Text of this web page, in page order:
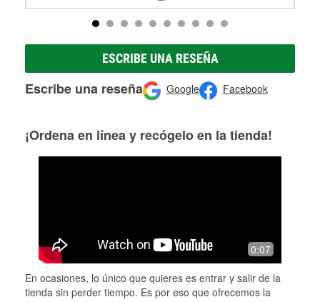
ESCRIBE UNA RESEÑA
Escribe una reseña Google Facebook
¡Ordena en línea y recógelo en la tienda!
0:07
En ocasiones, lo único que quieres es entrar y salir de la
tienda sin perder tiempo. Es por eso que ofrecemos la